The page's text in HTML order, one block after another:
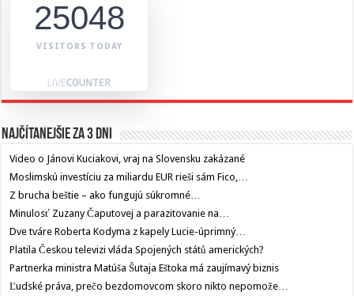
25048
VISITORS TODAY
Najčítanejšie za 3 dni
Video o Jánovi Kuciakovi, vraj na Slovensku zakázané
Moslimskú investíciu za miliardu EUR rieši sám Fico,…
Z brucha beštie – ako fungujú súkromné…
Minulosť Zuzany Čaputovej a parazitovanie na…
Dve tváre Roberta Kodyma z kapely Lucie-úprimný…
Platila Českou televizi vláda Spojených států amerických?
Partnerka ministra Matúša Šutaja Eštoka má zaujímavý biznis
Ľudské práva, prečo bezdomovcom skoro nikto nepomože…